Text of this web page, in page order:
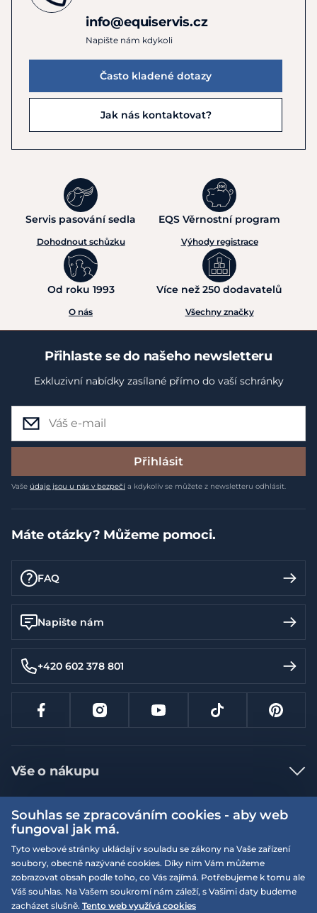
info@equiservis.cz
Napište nám kdykoli
Často kladené dotazy
Jak nás kontaktovat?
Servis pasování sedla
Dohodnout schůzku
EQS Věrnostní program
Výhody registrace
Od roku 1993
O nás
Více než 250 dodavatelů
Všechny značky
Přihlaste se do našeho newsletteru
Exkluzivní nabídky zasílané přímo do vaší schránky
Přihlásit
Vaše údaje jsou u nás v bezpečí a kdykoliv se můžete z newsletteru odhlásit.
Máte otázky? Můžeme pomoci.
FAQ
Napište nám
+420 602 378 801
Vše o nákupu
Jak nakupovat
Nejčastější dotazy
Doprava a platba
Vrácení a výměna zboží
Reklamace
Více informací
Obchodní podmínky
Podmínky EQS věrnostního klubu
On-line katalogy
Naše prodejny
EQS Rudná
Souhlas se zpracováním cookies - aby web
fungoval jak má.
Tyto webové stránky ukládají v souladu se zákony na Vaše zařízení
soubory, obecně nazývané cookies. Díky nim Vám můžeme
zobrazovat obsah podle toho, co Vás zajímá. Potřebujeme k tomu ale
Váš souhlas. Na Vašem soukromí nám záleží, s Vašimi daty budeme
zacházet slušně. Tento web využívá cookies